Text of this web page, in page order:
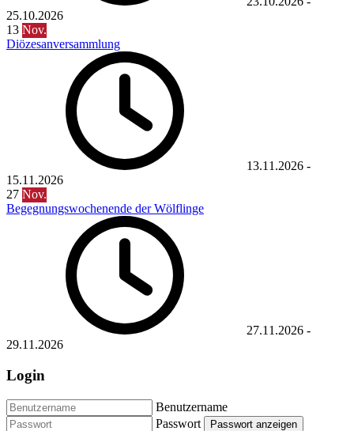
25.10.2026
13 Nov.
Diözesanversammlung
13.11.2026 -
15.11.2026
27 Nov.
Begegnungswochenende der Wölflinge
27.11.2026 -
29.11.2026
Login
Benutzername
Passwort
Passwort anzeigen